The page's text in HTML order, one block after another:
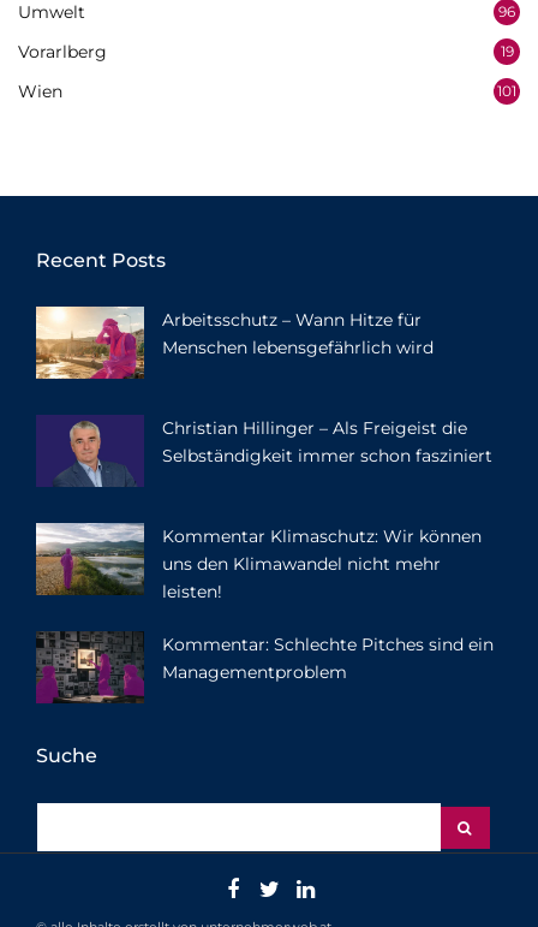
Umwelt 96
Vorarlberg 19
Wien 101
Recent Posts
Arbeitsschutz – Wann Hitze für
Menschen lebensgefährlich wird
Christian Hillinger – Als Freigeist die
Selbständigkeit immer schon fasziniert
Kommentar Klimaschutz: Wir können
uns den Klimawandel nicht mehr
leisten!
Kommentar: Schlechte Pitches sind ein
Managementproblem
Suche